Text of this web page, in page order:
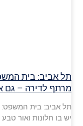
תל אביב: בית
מרתף לדירה – גם
תל אביב: בית
יש בו חלונות ואור טבע